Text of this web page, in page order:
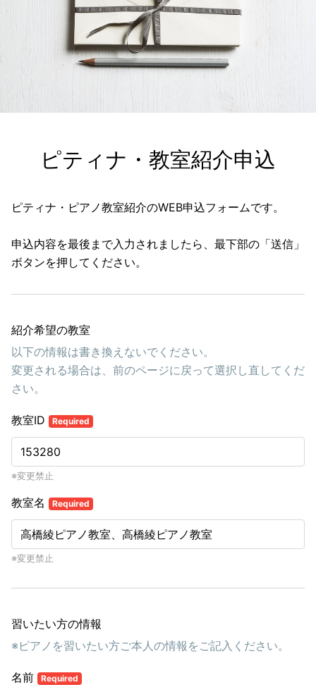
ピティナ・教室紹介申込
ピティナ・ピアノ教室紹介のWEB申込フォームです。
申込内容を最後まで入力されましたら、最下部の「送信」
ボタンを押してください。
紹介希望の教室
以下の情報は書き換えないでください。
変更される場合は、前のページに戻って選択し直してくだ
さい。
教室ID Required
※変更禁止
教室名 Required
※変更禁止
習いたい方の情報
※ピアノを習いたい方ご本人の情報をご記入ください。
名前 Required